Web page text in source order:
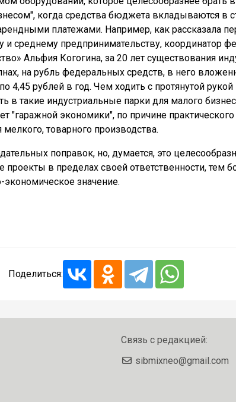
когда средства бюджета вкладываются в
платежами. Например, как рассказала
среднему предпринимательству, координатор
Альфия Когогина, за 20 лет существования
на рубль федеральных средств, в него
4,45 рублей в год. Чем ходить с протянутой
в такие индустриальные парки для малого
"гаражной экономики", по причине практического
товарного производства.
поправок, но, думается, это
в пределах своей ответственности, тем
значение.
Поделиться:
Связь с редакцией:
sibmixneo@gmail.com